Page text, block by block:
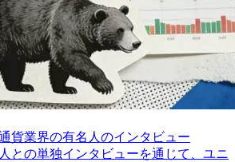
貨業界の有名人のインタビュー
との単独インタビューを通じて、ユニ